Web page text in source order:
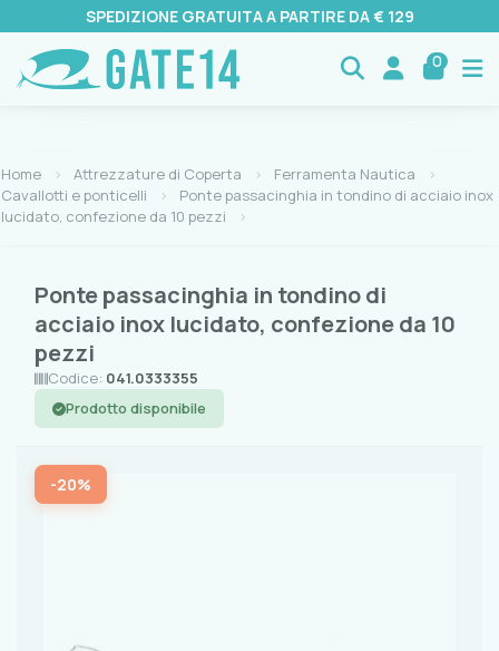
SPEDIZIONE GRATUITA A PARTIRE DA € 129
0
Home Attrezzature di Coperta
Ferramenta Nautica
Cavallotti e ponticelli
Ponte passacinghia in tondino di acciaio inox
lucidato, confezione da 10 pezzi
Ponte passacinghia in tondino di
acciaio inox lucidato, confezione da 10
pezzi
Codice: 041.0333355
Prodotto disponibile
-20%